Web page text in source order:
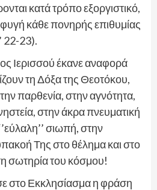
κατά τρόπο εξοργιστικό,
κάθε πονηρής επιθυμίας
22-23).
Ιερισσού έκανε αναφορά
τη Δόξα της Θεοτόκου,
παρθενία, στην αγνότητα,
στην άκρα πνευματική
σιωπή, στην
Της στο θέλημα και στο
σωτηρία του κόσμου!
στο Εκκλησίασμα η φράση